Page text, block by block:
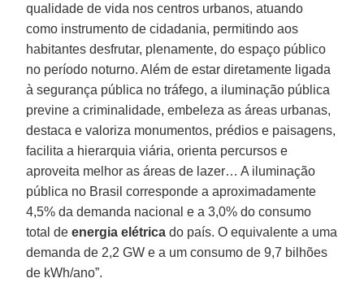
qualidade de vida nos centros urbanos, atuando
como instrumento de cidadania, permitindo aos
habitantes desfrutar, plenamente, do espaço público
no período noturno. Além de estar diretamente ligada
à segurança pública no tráfego, a iluminação pública
previne a criminalidade, embeleza as áreas urbanas,
destaca e valoriza monumentos, prédios e paisagens,
facilita a hierarquia viária, orienta percursos e
aproveita melhor as áreas de lazer… A iluminação
pública no Brasil corresponde a aproximadamente
4,5% da demanda nacional e a 3,0% do consumo
total deenergia elétrica do país. O equivalente a uma
demanda de 2,2 GW e a um consumo de 9,7 bilhões
de kWh/ano”.